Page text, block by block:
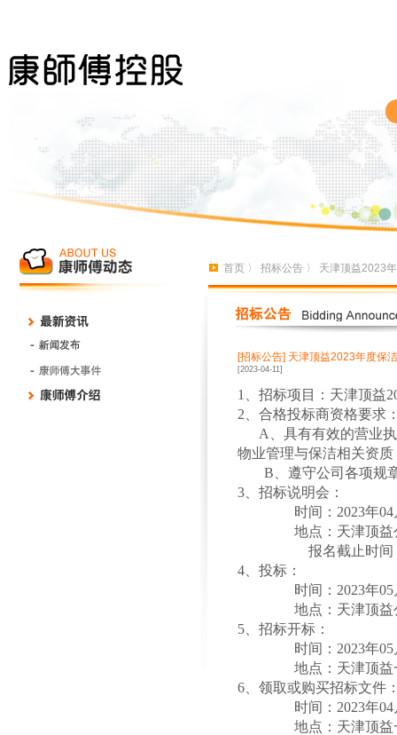
首页 〉 招标公告 〉 天津顶益2023
[招标公告] 天津顶益2023年度保
[2023-04-11]
1、招标项目： 天津顶益
2 、合格投标商资格要求
A、具有有效的营业
物业管理与保洁相关资
B 、遵守公司各项规
3 、招标说明会：
时间： 2023年04
地点：天津顶益
报名截止时间
4 、投标：
时间： 2023年05
地点：天津顶益
5 、招标开标：
时间： 2023年05
地点：天津顶
6 、领取或购买招标文件
时间： 2023年04
地点：天津顶